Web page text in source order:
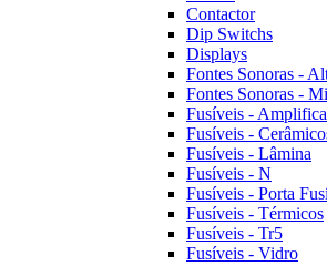
Contactor
Dip Switchs
Displays
Fontes Sonoras -
Fontes Sonoras -
Fusíveis -
Fusíveis -
Fusíveis - Lâmina
Fusíveis - N
Fusíveis - Porta
Fusíveis - Térmicos
Fusíveis - Tr5
Fusíveis - Vidro